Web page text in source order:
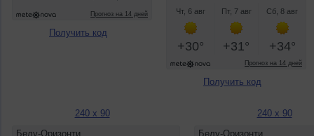
Получить код
Получить код
240 x 90 240 x 90